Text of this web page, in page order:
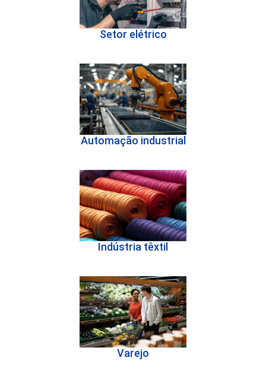
Setor elétrico
Automação industrial
Indústria têxtil
Varejo